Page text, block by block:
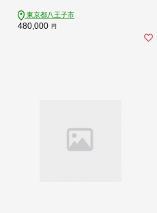
八王子
東京都八王子市
480,000 円